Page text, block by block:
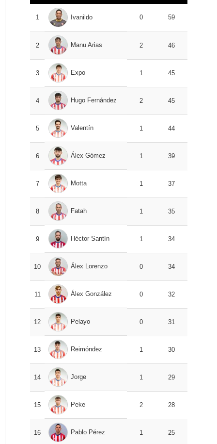
1 Ivanildo 0 59
2 Manu Arias 2 46
3 Expo 1 45
4 Hugo Fernández 2 45
5 Valentín 1 44
6 Álex Gómez 1 39
7 Motta 1 37
8 Fatah 1 35
9 Héctor Santín 1 34
10 Álex Lorenzo 0 34
11 Álex González 0 32
12 Pelayo 0 31
13 Reimóndez 1 30
14 Jorge 1 29
15 Peke 2 28
16 Pablo Pérez 1 25